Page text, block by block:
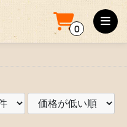
0